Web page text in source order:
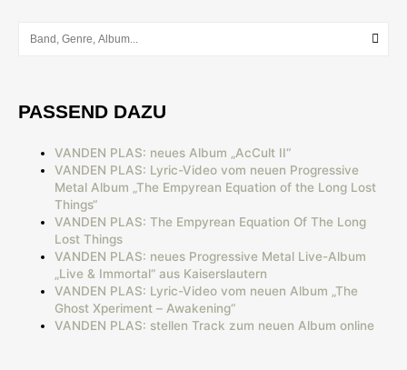
PASSEND DAZU
VANDEN PLAS: neues Album „AcCult II“
VANDEN PLAS: Lyric-Video vom neuen Progressive
Metal Album „The Empyrean Equation of the Long Lost
Things“
VANDEN PLAS: The Empyrean Equation Of The Long
Lost Things
VANDEN PLAS: neues Progressive Metal Live-Album
„Live & Immortal“ aus Kaiserslautern
VANDEN PLAS: Lyric-Video vom neuen Album „The
Ghost Xperiment – Awakening“
VANDEN PLAS: stellen Track zum neuen Album online